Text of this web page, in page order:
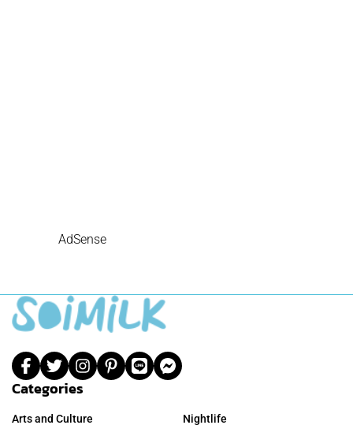
AdSense
Categories
Arts and Culture Nightlife